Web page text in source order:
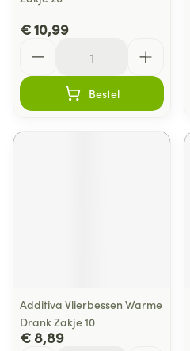
€ 10,99
Bestel
Additiva Vlierbessen Warme
Drank Zakje 10
€ 8,89